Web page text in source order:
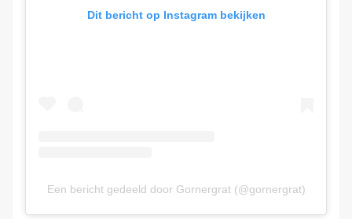
Dit bericht op Instagram bekijken
Een bericht gedeeld door Gornergrat (@gornergrat)